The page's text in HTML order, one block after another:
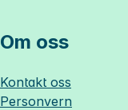
Om oss
Kontakt oss
Personvern